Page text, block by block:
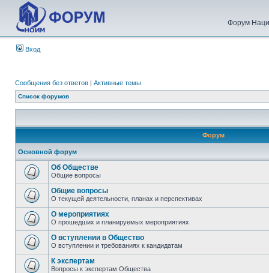
Форум
Вход
Сообщения без ответов | Активные темы
Список форумов
Форум
Основной форум
Об Обществе
Общие вопросы
Общие вопросы
О текущей деятельности, планах и перспективах
О мероприятиях
О прошедших и планируемых мероприятиях
О вступлении в Общество
О вступлении и требованиях к кандидатам
К экспертам
Вопросы к экспертам Общества